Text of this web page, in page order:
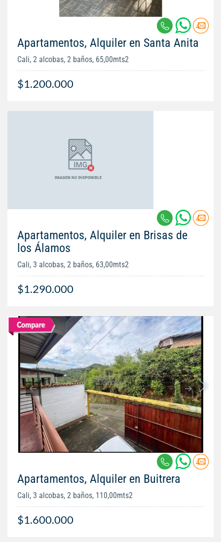
Apartamentos, Alquiler en Santa Anita
Cali, 2 alcobas, 2 baños, 65,00mts2
$1.200.000
Apartamentos, Alquiler en Brisas de
los Álamos
Cali, 3 alcobas, 2 baños, 63,00mts2
$1.290.000
Apartamentos, Alquiler en Buitrera
Cali, 3 alcobas, 2 baños, 110,00mts2
$1.600.000